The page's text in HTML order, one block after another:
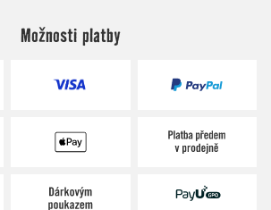
Možnosti platby